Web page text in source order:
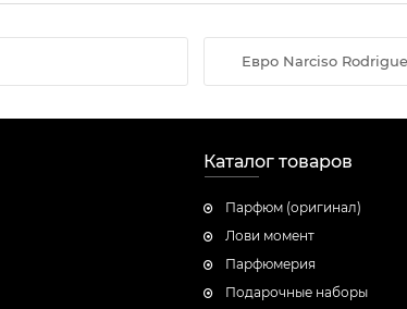
Евро Narciso
Каталог товаров
Парфюм (оригинал)
Лови момент
Парфюмерия
Подарочные наборы